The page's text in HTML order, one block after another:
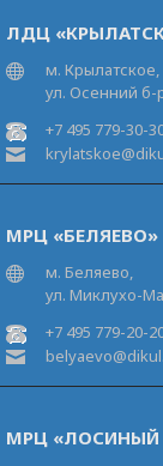
ЛДЦ
м. Крылатское,
ул. Осенний б-
+7 495 779-30-
МРЦ «БЕЛЯЕВО»
м. Беляево,
ул. Миклухо-
+7 495 779-20-
МРЦ «ЛОСИНЫЙ